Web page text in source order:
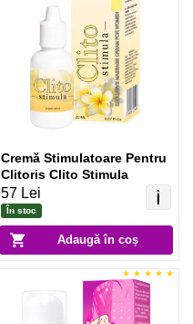
Adaugă în coș
ℹ️
Cremă Stimulatoare Pentru
Clitoris Clito Stimula
57 Lei
În stoc